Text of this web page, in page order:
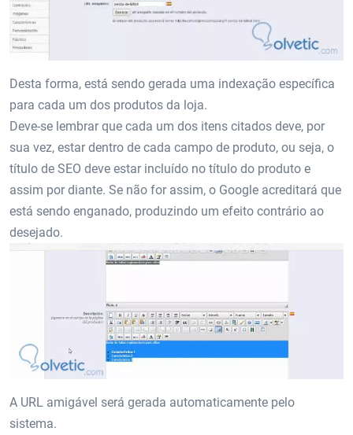
Desta forma, está sendo gerada uma indexação específica
para cada um dos produtos da loja.
Deve-se lembrar que cada um dos itens citados deve, por
sua vez, estar dentro de cada campo de produto, ou seja, o
título de SEO deve estar incluído no título do produto e
assim por diante. Se não for assim, o Google acreditará que
está sendo enganado, produzindo um efeito contrário ao
desejado.
A URL amigável será gerada automaticamente pelo
sistema.